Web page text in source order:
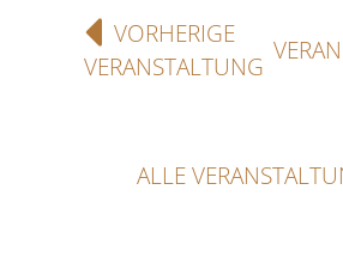
VORHERIGE
VERANSTALTUNG
ALLE